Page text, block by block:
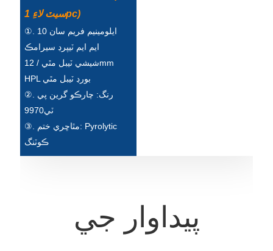
български
سيٽ لاءِ 1pc)
①. ايلومينيم فريم سان 10
ايم ايم ٽيپرڊ سيرامڪ
شيشي ٽيبل مٿي / 12mm
HPL بورڊ ٽيبل مٿي
②. رنگ: چارڪو گرين پي
ٽي9970
③. مٿاڇري ختم: Pyrolytic
ڪوٽنگ
پيداوار جي